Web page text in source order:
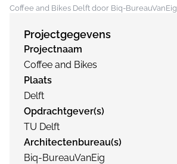
Coffee and Bikes Delft door Biq-BureauVanEig
Projectgegevens
Projectnaam
Coffee and Bikes
Plaats
Delft
Opdrachtgever(s)
TU Delft
Architectenbureau(s)
Biq-BureauVanEig